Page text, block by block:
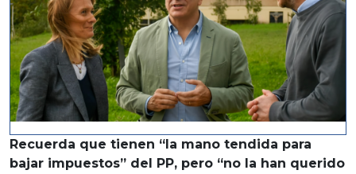
Recuerda que tienen “la mano tendida para
bajar impuestos” del PP, pero “no la han querido